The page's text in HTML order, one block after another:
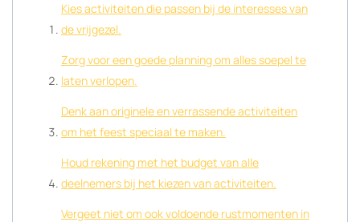
Kies activiteiten die passen bij de interesses van
de vrijgezel.
Zorg voor een goede planning om alles soepel te
laten verlopen.
Denk aan originele en verrassende activiteiten
om het feest speciaal te maken.
Houd rekening met het budget van alle
deelnemers bij het kiezen van activiteiten.
Vergeet niet om ook voldoende rustmomenten in